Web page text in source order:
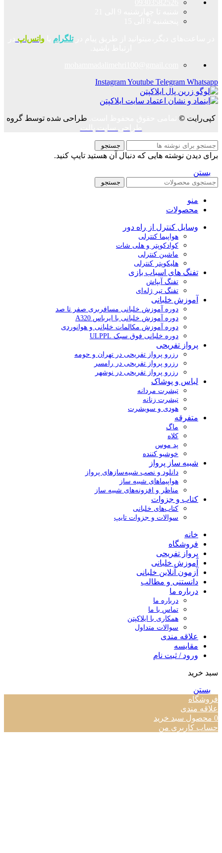
در ساعت‌های دیگر،میتوانید از طریق پیام درتلگرام یاواتس‌اپ
InstagramYoutube Telegram Whatsapp
کپی‌رایت ©
طراحی شده توسط گروه
جستجو
برای دیدن نوشته هایی که دنبال آن هستید تایپ کنید.
بستن
جستجو
منو
محصولات
وسایل کنترل از راه دور
هواپیما کنترلی
کوادکوپتر و هلی شات
ماشین کنترلی
هلیکوپتر کنترلی
تفنگ های اسباب بازی
تفنگ آبپاش
تفنگ تیر ژله‌ای
آموزش خلبانی
دوره آموزش خلبانی مسافربری صفر تا صد
دوره آموزش خلبانی با ایرباس A320
دوره آموزش مکالمات خلبانی و هوانوردی
دوره خلبانی فوق سبک ULPPL
پرواز تفریحی
رزرو پرواز تفریحی در تهران و حومه
رزرو پرواز تفریحی در رامسر
رزرو پرواز تفریحی در نوشهر
لباس و پوشاک
تیشرت مردانه
تیشرت زنانه
هودی و سویشرت
متفرقه
ماگ
کلاه
پد موس
خوشبو کننده
شبیه ساز پرواز
دانلود و نصب شبیه‌سازهای پرواز
هواپیماهای شبیه ساز
مناظر و افزونه‌های شبیه ساز
کتاب و جزوات
کتاب‌های خلبانی
سوالات و جزوات تایپ
خانه
فروشگاه
پرواز تفریحی
آموزش خلبانی
آزمون آنلاین خلبانی
دانستنی و مطالب
درباره ما
درباره ما
تماس با ما
همکاری با ایلاکپتن
سوالات متداول
علاقه مندی
مقایسه
ورود / ثبت نام
سبد خرید
بستن
فروشگاه
علاقه مندی
0 محصول سبد خرید
حساب کاربری من